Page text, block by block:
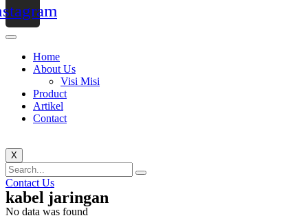
Home
About Us
Visi Misi
Product
Artikel
Contact
X
Contact Us
kabel jaringan
No data was found